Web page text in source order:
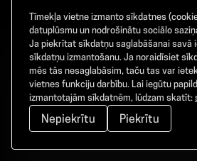
Emilija
Sirds pelnos
Tīmekļa vietne izmanto sīkdatnes
datuplūsmu un nodrošinātu sociālo
Ja piekrītat sīkdatņu saglabāšanai savā
sīkdatņu izmantošanu. Ja noraidīsiet
mēs tās nesaglabāsim, taču tas var
vietnes funkciju darbību. Lai iegūtu
izmantotajām sīkdatnēm, lūdzam skatīt:
Nepiekrītu Piekrītu